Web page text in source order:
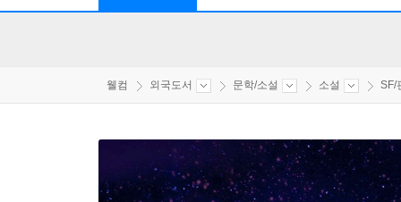
웰컴 외국도서 문학/소설 소설 SF/